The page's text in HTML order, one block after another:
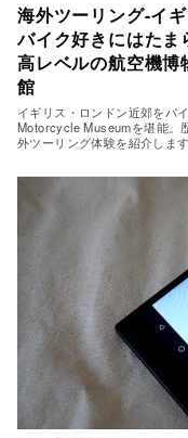
海外ツーリング-イ
バイク好きにはた
高レベルの航空機
館
イギリス・ロンドン近郊をバ
Motorcycle Museumを堪能。
外ツーリング体験を紹介しま